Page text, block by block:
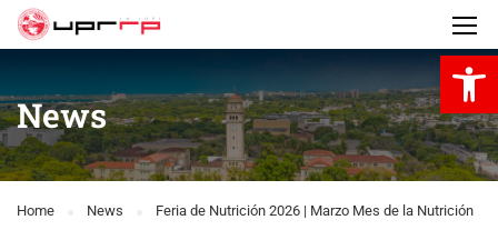
News
Home News Feria de Nutrición 2026 | Marzo Mes de la Nutrición